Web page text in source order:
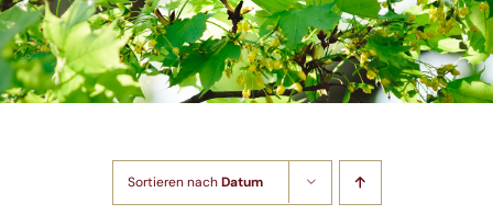
Shop
Sortieren nachDatum